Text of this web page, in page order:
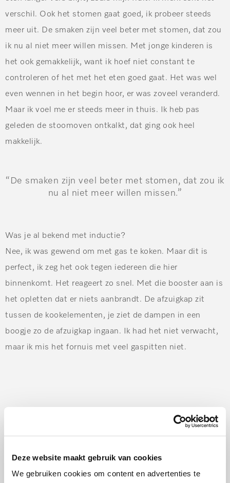
Deze website maakt gebruik van cookies
We gebruiken cookies om content en advertenties te
verschil. Ook het stomen gaat goed, ik probeer steeds
meer uit. De smaken zijn veel beter met stomen, dat zou
ik nu al niet meer willen missen. Met jonge kinderen is
het ook gemakkelijk, want ik hoef niet constant te
controleren of het met het eten goed gaat. Het was wel
even wennen in het begin hoor, er was zoveel veranderd.
Maar ik voel me er steeds meer in thuis. Ik heb pas
geleden de stoomoven ontkalkt, dat ging ook heel
makkelijk.
“De smaken zijn veel beter met stomen, dat zou ik
nu al niet meer willen missen.”
Was je al bekend met inductie?
Nee, ik was gewend om met gas te koken. Maar dit is
perfect, ik zeg het ook tegen iedereen die hier
binnenkomt. Het reageert zo snel. Met die booster aan is
het opletten dat er niets aanbrandt. De afzuigkap zit
tussen de kookelementen, je ziet de dampen in een
boogje zo de afzuigkap ingaan. Ik had het niet verwacht,
maar ik mis het fornuis met veel gaspitten niet.